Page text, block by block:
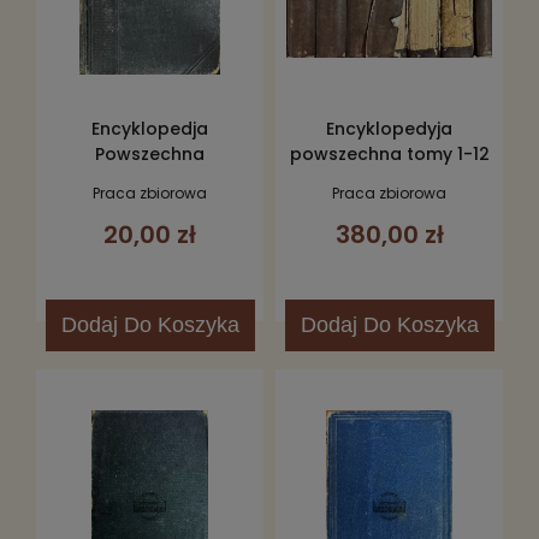
Encyklopedja
Powszechna
Praca zbiorowa
20,00 zł
Dodaj Do Koszyka
Encyklopedyja
powszechna tomy 1-12
Praca zbiorowa
380,00 zł
Dodaj Do Koszyka